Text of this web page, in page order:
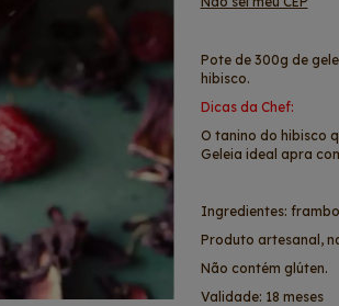
Pote de 300g de
hibisco.
Dicas da Chef:
O tanino do hibisco
Geleia ideal apra
Ingredientes:
Produto artesanal,
Não contém glúten.
Validade: 18 meses